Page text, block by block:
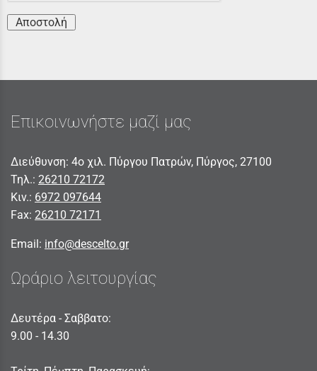
Αποστολή
Επικοινωνήστε μαζί μας
Διεύθυνση: 4ο χιλ. Πύργου Πατρών, Πύργος, 27100
Τηλ.: 26210 72172
Κιν.: 6972 097644
Fax: 26210 72171
Email: info@descelto.gr
Ωράριο λειτουργίας
Δευτέρα - Σαββατο:
9.00 - 14.30